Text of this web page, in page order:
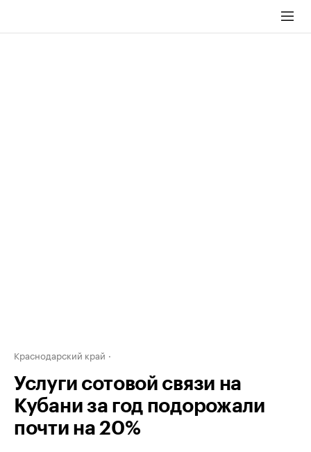
Краснодарский край
Услуги сотовой связи на
Кубани за год подорожали
почти на 20%